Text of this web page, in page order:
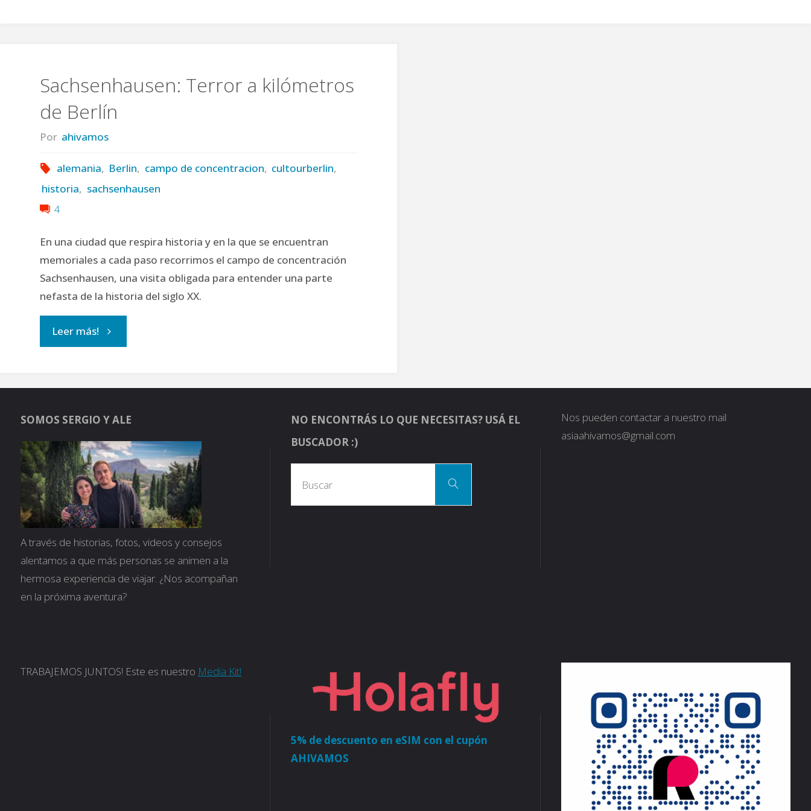
Sachsenhausen: Terror a kilómetros
de Berlín
Por ahivamos
alemania, Berlin, campo de concentracion, cultourberlin,
historia, sachsenhausen
4
En una ciudad que respira historia y en la que se encuentran
memoriales a cada paso recorrimos el campo de concentración
Sachsenhausen, una visita obligada para entender una parte
nefasta de la historia del siglo XX.
Leer más! "Sachsenhausen:
a
kilómetros
de
Berlín"
SOMOS SERGIO Y ALE
A través de historias, fotos, videos y consejos
alentamos a que más personas se animen a la
hermosa experiencia de viajar. ¿Nos acompañan
en la próxima aventura?
NO ENCONTRÁS LO QUE NECESITAS? USÁ EL
BUSCADOR :)
Buscar
Nos pueden contactar a nuestro mail
asiaahivamos@gmail.com
TRABAJEMOS JUNTOS! Este es nuestro Media Kit!
5% de descuento en eSIM con el cupón
AHIVAMOS